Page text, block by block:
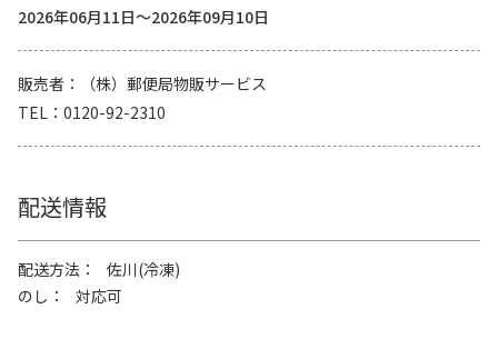
2026年06月11日～2026年09月10日
販売者
（株）郵便局物販サービス
TEL
0120-92-2310
配送情報
配送方法
佐川(冷凍)
のし
対応可